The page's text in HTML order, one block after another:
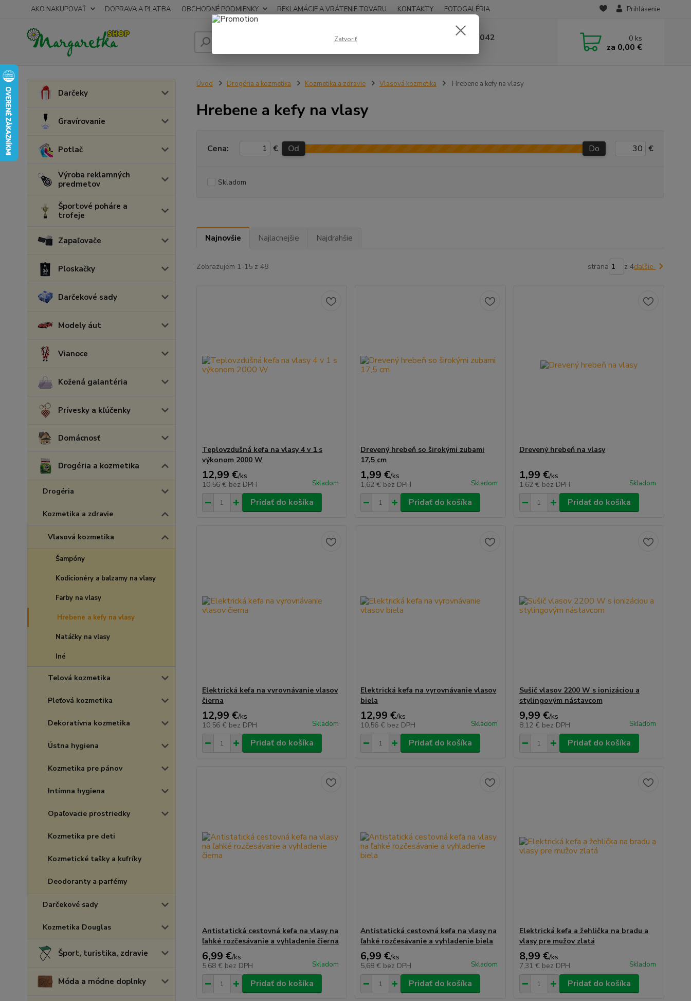
AKO NAKUPOVAŤ DOPRAVA A PLATBA OBCHODNÉ PODMIENKY REKLAMÁCIE A VRÁTENIE TOVARU KONTAKTY FOTOGALÉRIA Prihlásenie
Hľadať 0948 236 042 0 ks
za 0,00 €
Darčeky
Gravírovanie
Potlač
Výroba reklamných
predmetov
Športové poháre a
trofeje
Zapaľovače
Ploskačky
Darčekové sady
Modely áut
Vianoce
Kožená galantéria
Prívesky a kľúčenky
Domácnosť
Drogéria a kozmetika
Drogéria
Kozmetika a zdravie
Vlasová kozmetika
Šampóny
Kodicionéry a balzamy na vlasy
Farby na vlasy
Hrebene a kefy na vlasy
Natáčky na vlasy
Iné
Telová kozmetika
Pleťová kozmetika
Dekoratívna kozmetika
Ústna hygiena
Kozmetika pre pánov
Intímna hygiena
Opaľovacie prostriedky
Kozmetika pre deti
Kozmetické tašky a kufríky
Deodoranty a parfémy
Darčekové sady
Kozmetika Douglas
Šport, turistika, zdravie
Móda a módne doplnky
Úvod Drogéria a kozmetika Kozmetika a zdravie Vlasová kozmetika Hrebene a kefy na vlasy
Hrebene a kefy na vlasy
Cena: € Od Do €
Skladom
Najnovšie Najlacnejšie Najdrahšie
Zobrazujem 1-15 z 48 strana z 4ďalšie
Teplovzdušná kefa na vlasy 4 v 1 s
výkonom 2000 W
12,99 €/ks
10,56 € bez DPH Skladom
Pridať do košíka
Drevený hrebeň so širokými zubami
17,5 cm
1,99 €/ks
1,62 € bez DPH Skladom
Pridať do košíka
Drevený hrebeň na vlasy
1,99 €/ks
1,62 € bez DPH Skladom
Pridať do košíka
Elektrická kefa na vyrovnávanie vlasov
čierna
12,99 €/ks
10,56 € bez DPH Skladom
Pridať do košíka
Elektrická kefa na vyrovnávanie vlasov
biela
12,99 €/ks
10,56 € bez DPH Skladom
Pridať do košíka
Sušič vlasov 2200 W s ionizáciou a
stylingovým nástavcom
9,99 €/ks
8,12 € bez DPH Skladom
Pridať do košíka
Antistatická cestovná kefa na vlasy na
ľahké rozčesávanie a vyhladenie čierna
6,99 €/ks
5,68 € bez DPH Skladom
Pridať do košíka
Antistatická cestovná kefa na vlasy na
ľahké rozčesávanie a vyhladenie biela
6,99 €/ks
5,68 € bez DPH Skladom
Pridať do košíka
Elektrická kefa a žehlička na bradu a
vlasy pre mužov zlatá
8,99 €/ks
7,31 € bez DPH Skladom
Pridať do košíka
Zatvoriť